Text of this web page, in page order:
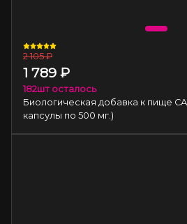
Биологическая добавка к пище
капсулы по 500 мг.)
182шт осталось
2 105 ₽
1 789 ₽